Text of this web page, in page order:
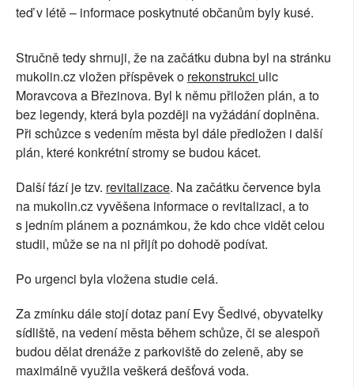
teď v létě – informace poskytnuté občanům byly kusé.
Stručně tedy shrnuji, že na začátku dubna byl na stránku
mukolin.cz vložen příspěvek o rekonstrukci ulic
Moravcova a Březinova. Byl k němu přiložen plán, a to
bez legendy, která byla později na vyžádání doplněna.
Při schůzce s vedením města byl dále předložen i další
plán, které konkrétní stromy se budou kácet.
Další fází je tzv. revitalizace. Na začátku července byla
na mukolin.cz vyvěšena informace o revitalizaci, a to
s jedním plánem a poznámkou, že kdo chce vidět celou
studii, může se na ni přijít po dohodě podívat.
Po urgenci byla vložena studie celá.
Za zmínku dále stojí dotaz paní Evy Šedivé, obyvatelky
sídliště, na vedení města během schůze, či se alespoň
budou dělat drenáže z parkoviště do zeleně, aby se
maximálně využila veškerá dešťová voda.